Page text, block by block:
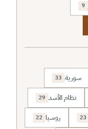
9
سورية 33
نظام الأسد 29
23 روسيا 22